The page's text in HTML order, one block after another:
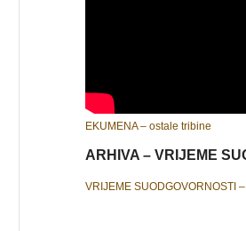
EKUMENA – ostale tribine
ARHIVA – VRIJEME
VRIJEME SUODGOVORNOSTI